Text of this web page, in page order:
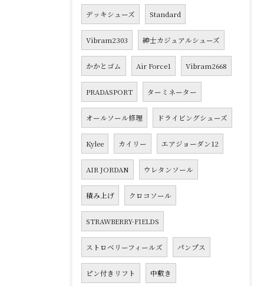
デッキシューズ Standard
Vibram2303 紳士カジュアルシューズ
かかとゴム Air Force1 Vibram2668
PRADASPORT ターミネーター
オールソール修理 ドライビングシューズ
Kylee カイリー エアジョーダン12
AIR JORDAN ウレタンソール
積み上げ クロコソール
STRAWBERRY-FIELDS
ストロベリーフィールズ パンプス
ピン付きリフト 中敷き